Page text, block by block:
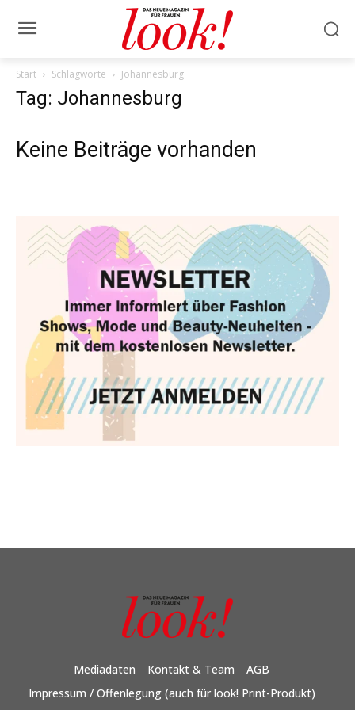
Start Schlagworte Johannesburg
Tag: Johannesburg
Keine Beiträge vorhanden
Mediadaten Kontakt & Team
AGB
Impressum / Offenlegung (auch für look! Print-Produkt)